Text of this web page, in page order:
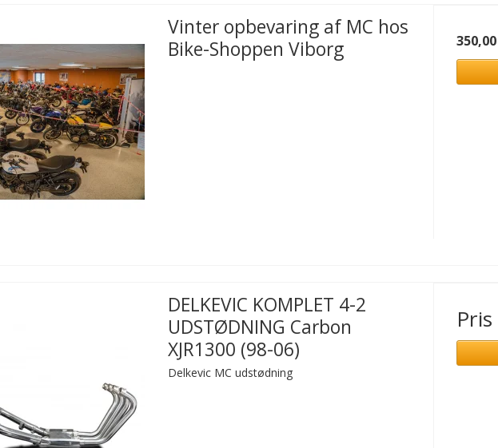
Vinter opbevaring af MC hos
Bike-Shoppen Viborg
DELKEVIC KOMPLET 4-2
UDSTØDNING Carbon
XJR1300 (98-06)
Delkevic MC udstødning